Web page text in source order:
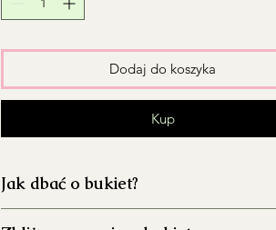
Dodaj do koszyka
Kup
Jak dbać o bukiet?